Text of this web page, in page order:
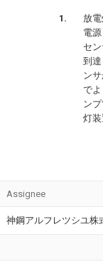
放
電
セ
到
ン
で
ン
灯装
Assignee
神鋼アルフレツシユ株